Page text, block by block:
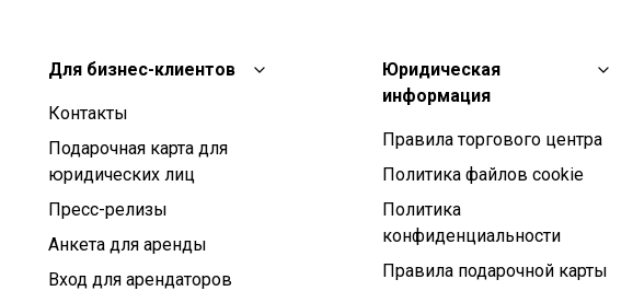
Для бизнес-клиентов
Контакты
Подарочная карта для
юридических лиц
Пресс-релизы
Анкета для аренды
Вход для арендаторов
Юридическая
информация
Правила торгового центра
Политика файлов cookie
Политика
конфиденциальности
Правила подарочной карты